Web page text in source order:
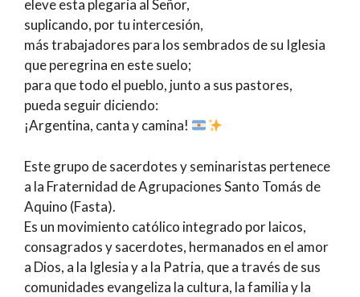
eleve esta plegaria al Señor,
suplicando, por tu intercesión,
más trabajadores para los sembrados de su Iglesia
que peregrina en este suelo;
para que todo el pueblo, junto a sus pastores,
pueda seguir diciendo:
¡Argentina, canta y camina!
Este grupo de sacerdotes y seminaristas pertenece
a la Fraternidad de Agrupaciones Santo Tomás de
Aquino (Fasta).
Es un movimiento católico integrado por laicos,
consagrados y sacerdotes, hermanados en el amor
a Dios, a la Iglesia y a la Patria, que a través de sus
comunidades evangeliza la cultura, la familia y la